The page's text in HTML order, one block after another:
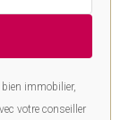
immobilier,
votre conseiller